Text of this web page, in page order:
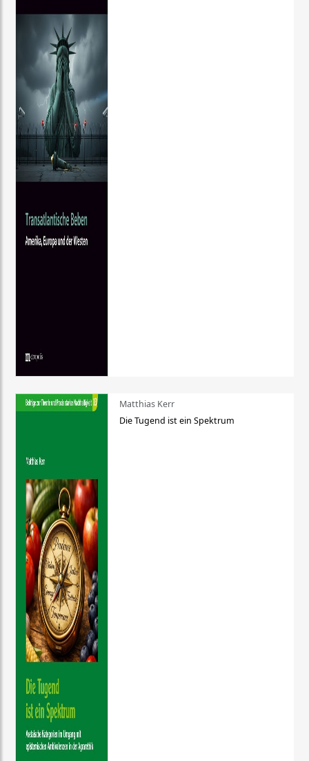
Matthias Kerr
Die Tugend ist ein Spektrum